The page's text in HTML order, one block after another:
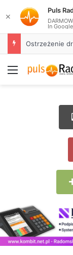
Menu
✕
Puls
In